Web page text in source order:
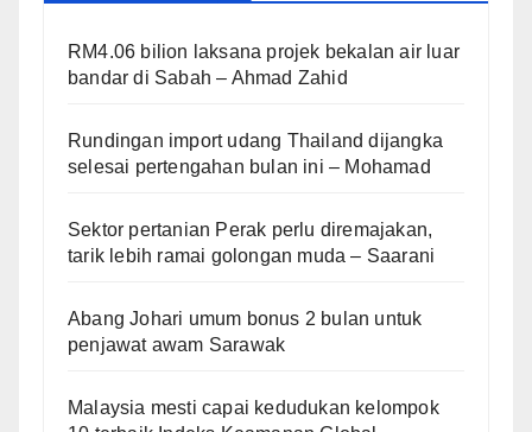
RM4.06 bilion laksana projek bekalan air luar
bandar di Sabah – Ahmad Zahid
Rundingan import udang Thailand dijangka
selesai pertengahan bulan ini – Mohamad
Sektor pertanian Perak perlu diremajakan,
tarik lebih ramai golongan muda – Saarani
Abang Johari umum bonus 2 bulan untuk
penjawat awam Sarawak
Malaysia mesti capai kedudukan kelompok